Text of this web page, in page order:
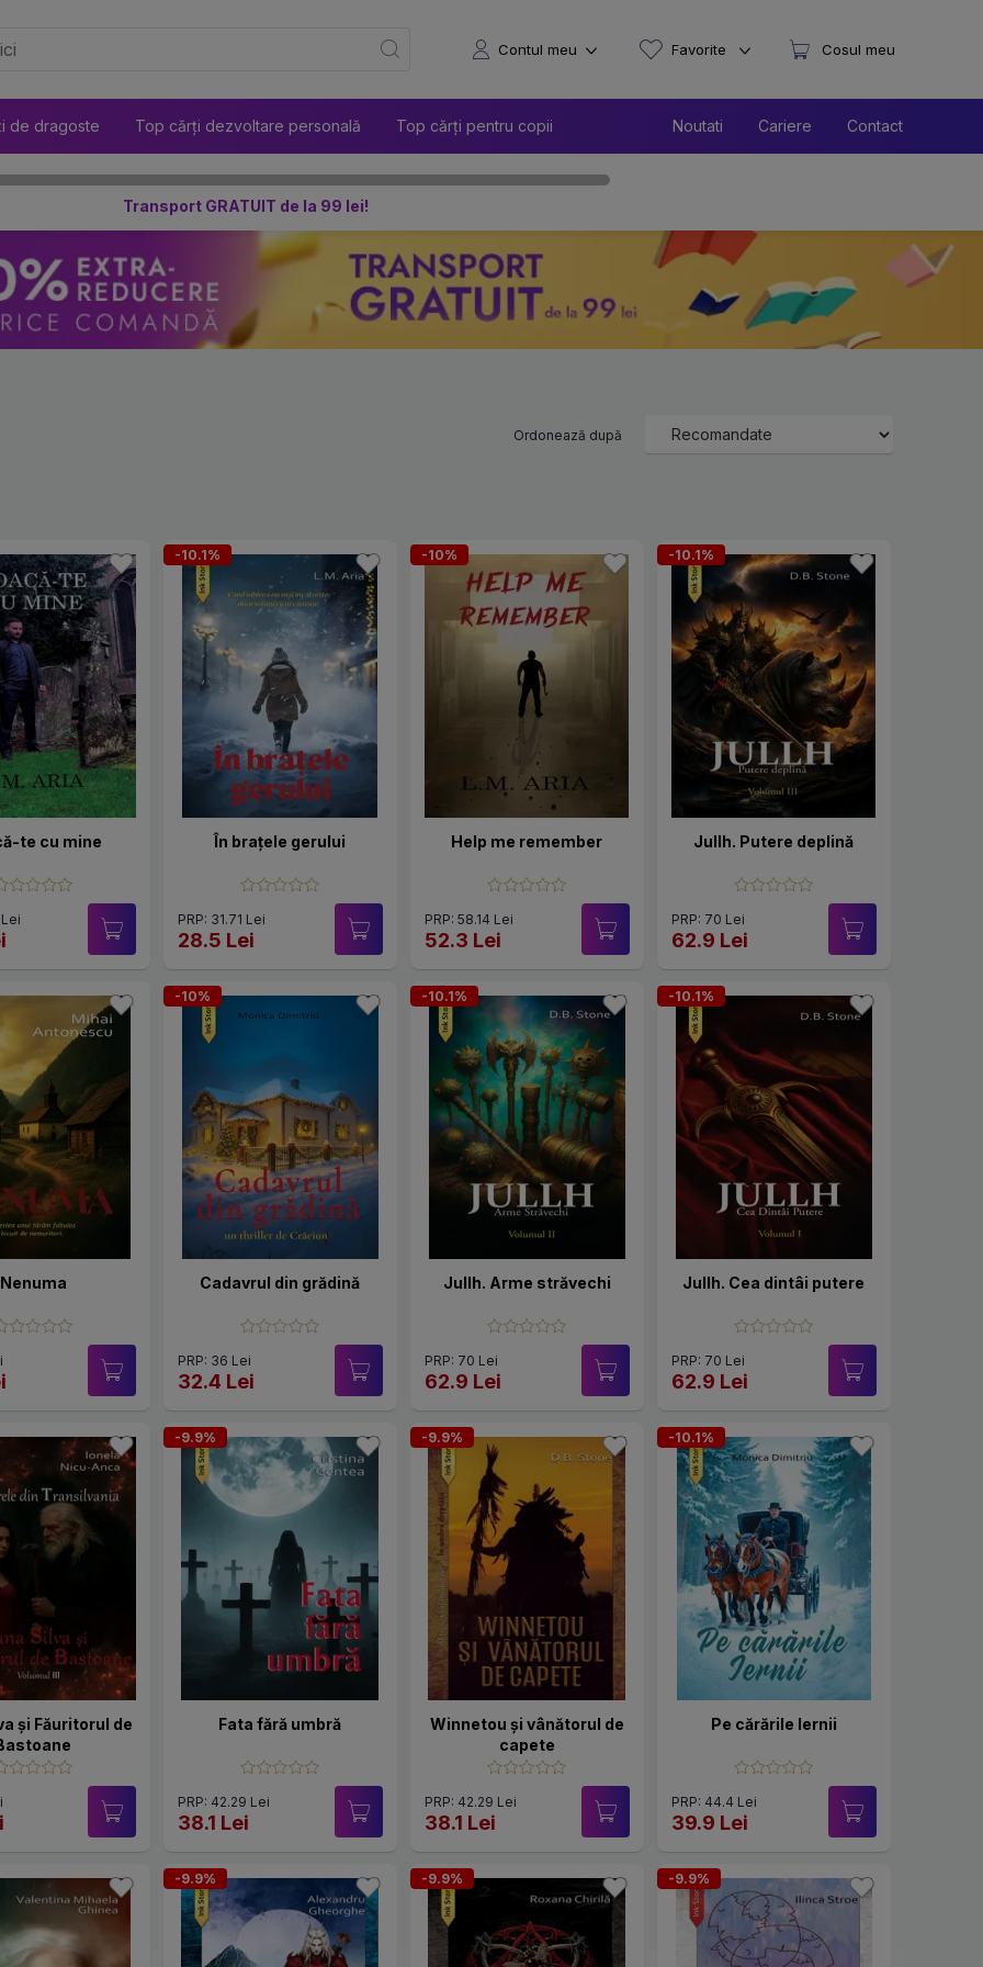
de dragoste Top cărți dezvoltare personală Top cărți pentru copii Noutati Cariere Contact
Contul meu Favorite Cosul meu
Transport GRATUIT de la 99 lei!
Ordonează după
te cu mine
-10.1%
În brațele gerului
PRP: 31.71 Lei
28.5 Lei
-10%
Help me remember
PRP: 58.14 Lei
52.3 Lei
-10.1%
Jullh. Putere deplină
PRP: 70 Lei
62.9 Lei
Nenuma
-10%
Cadavrul din grădină
PRP: 36 Lei
32.4 Lei
-10.1%
Jullh. Arme străvechi
PRP: 70 Lei
62.9 Lei
-10.1%
Jullh. Cea dintâi putere
PRP: 70 Lei
62.9 Lei
și Făuritorul de
-9.9%
Fata fără umbră
PRP: 42.29 Lei
38.1 Lei
-9.9%
Winnetou și vânătorul de
capete
PRP: 42.29 Lei
38.1 Lei
-10.1%
Pe cărările Iernii
PRP: 44.4 Lei
39.9 Lei
-9.9% -9.9% -9.9%